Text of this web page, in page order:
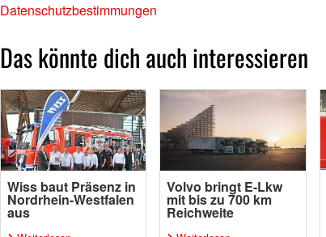
Datenschutzbestimmungen
Das könnte dich auch interessieren
Wiss baut Präsenz in
Nordrhein-Westfalen
aus
Volvo bringt E-Lkw
mit bis zu 700 km
Reichweite